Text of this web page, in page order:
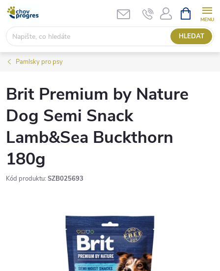
Přejít
obsah
HLEDAT
NÁKUPNÍ
KOŠÍK
Pamlsky pro psy
Brit Premium by Nature
Dog Semi Snack
Lamb&Sea Buckthorn
180g
Kód produktu: SZB025693